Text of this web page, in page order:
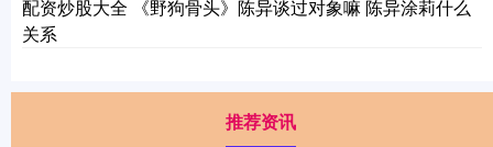
配资炒股大全 《野狗骨头》陈异谈过对象嘛 陈异涂莉什么
关系
推荐资讯